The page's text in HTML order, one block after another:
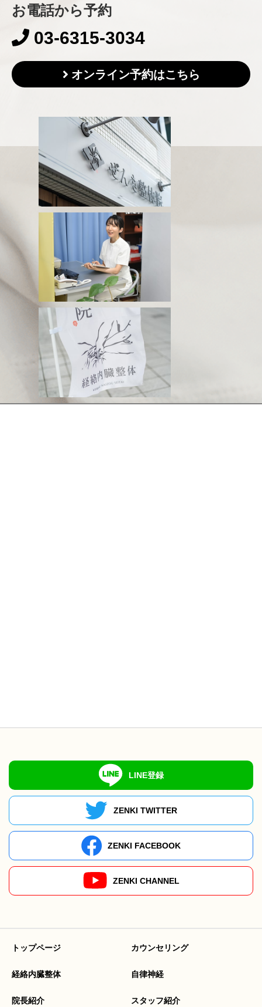
お電話から予約
03-6315-3034
オンライン予約はこちら
LINE登録
ZENKI TWITTER
ZENKI FACEBOOK
ZENKI CHANNEL
トップページ カウンセリング
経絡内臓整体 自律神経
院長紹介 スタッフ紹介